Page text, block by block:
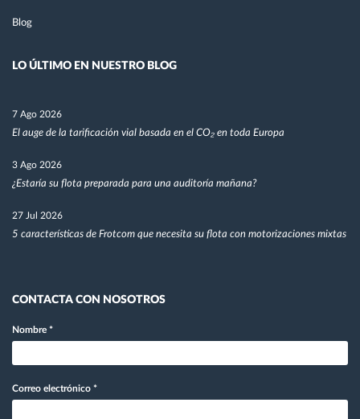
Blog
LO ÚLTIMO EN NUESTRO BLOG
7 Ago 2026
El auge de la tarificación vial basada en el CO₂ en toda Europa
3 Ago 2026
¿Estaría su flota preparada para una auditoría mañana?
27 Jul 2026
5 características de Frotcom que necesita su flota con motorizaciones mixtas
CONTACTA CON NOSOTROS
Nombre *
Correo electrónico *